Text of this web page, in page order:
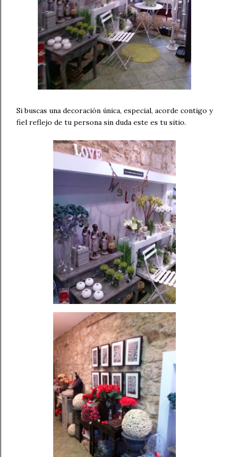
Si buscas una decoración única, especial, acorde contigo y
fiel reflejo de tu persona sin duda este es tu sitio.